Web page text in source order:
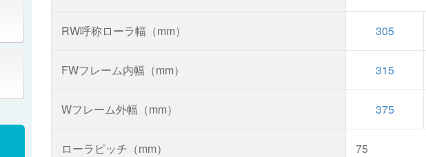
RW呼称ローラ幅（mm） 305
FWフレーム内幅（mm） 315
Wフレーム外幅（mm） 375
ローラピッチ（mm） 75